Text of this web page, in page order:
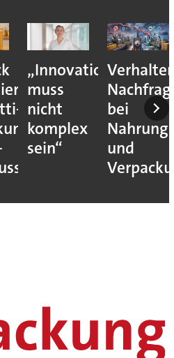
„Innovation
muss
nicht
komplex
sein“
bei
und